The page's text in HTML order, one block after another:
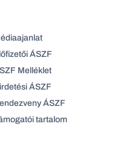
ÁSZF
Melléklet
ÁSZF
ÁSZF
tartalom